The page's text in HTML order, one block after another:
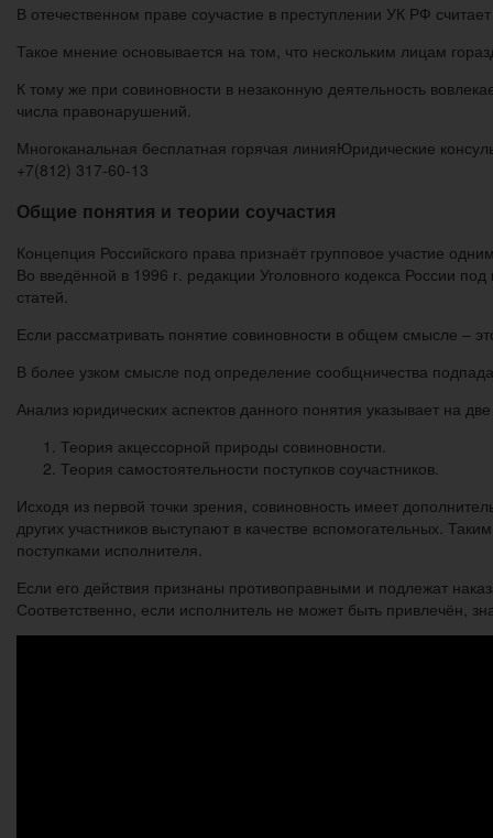
В отечественном праве соучастие в преступлении УК РФ
Такое мнение основывается на том, что нескольким лицам
К тому же при совиновности в незаконную деятельность
числа правонарушений.
Многоканальная бесплатная горячая линияЮридические
+7(812) 317-60-13
Общие понятия и теории соучастия
Концепция Российского права признаёт групповое участие
Во введённой в 1996 г. редакции Уголовного кодекса России
статей.
Если рассматривать понятие совиновности в общем смысле –
В более узком смысле под определение сообщничества
Анализ юридических аспектов данного понятия указывает на
Теория акцессорной природы совиновности.
Теория самостоятельности поступков соучастников.
Исходя из первой точки зрения, совиновность имеет
других участников выступают в качестве вспомогательных.
поступками исполнителя.
Если его действия признаны противоправными и подлежат
Соответственно, если исполнитель не может быть привлечён,